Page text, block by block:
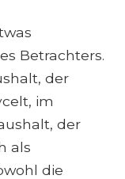
Betrachters.
der
im
der
als
die